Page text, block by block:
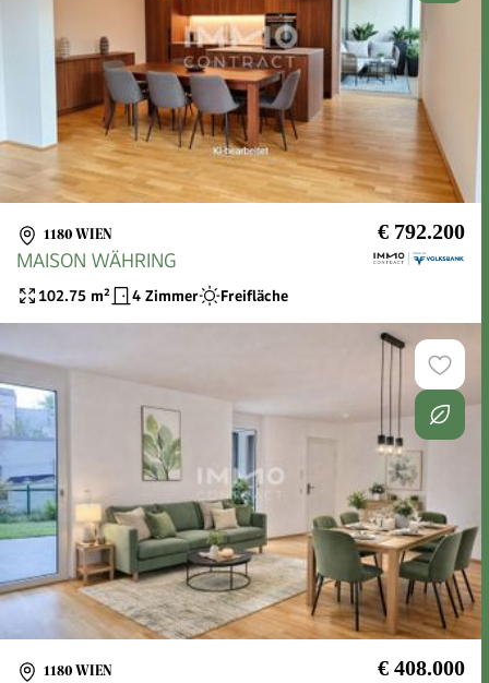
1180 WIEN € 792.200
MAISON WÄHRING
102.75 m² 4 Zimmer Freifläche
1180 WIEN € 408.000